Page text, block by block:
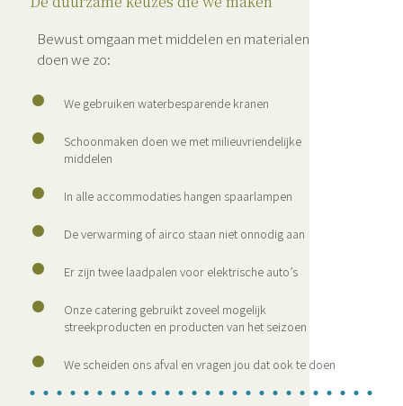
Bewust omgaan met middelen en materialen
doen we zo:
We gebruiken waterbesparende kranen
Schoonmaken doen we met milieuvriendelijke
middelen
In alle accommodaties hangen spaarlampen
De verwarming of airco staan niet onnodig aan
Er zijn twee laadpalen voor elektrische auto’s
Onze catering gebruikt zoveel mogelijk
streekproducten en producten van het seizoen
We scheiden ons afval en vragen jou dat ook te doen